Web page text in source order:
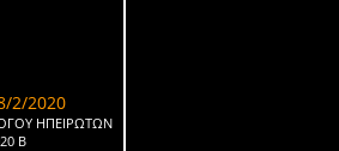
2/2020
ΗΠΕΙΡΩΤΩΝ
Β